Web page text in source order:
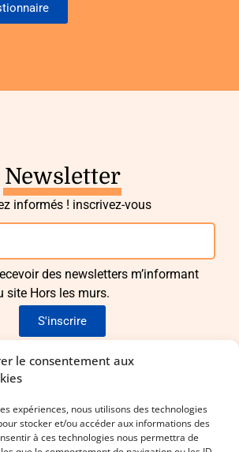
le consentement aux
expériences, nous utilisons des technologies
stocker et/ou accéder aux informations des
à ces technologies nous permettra de
Newsletter
informés ! inscrivez-vous
des newsletters m’informant
site Hors les murs.
S'inscrire
nous rejoindre ?
nous vos coordonnées !